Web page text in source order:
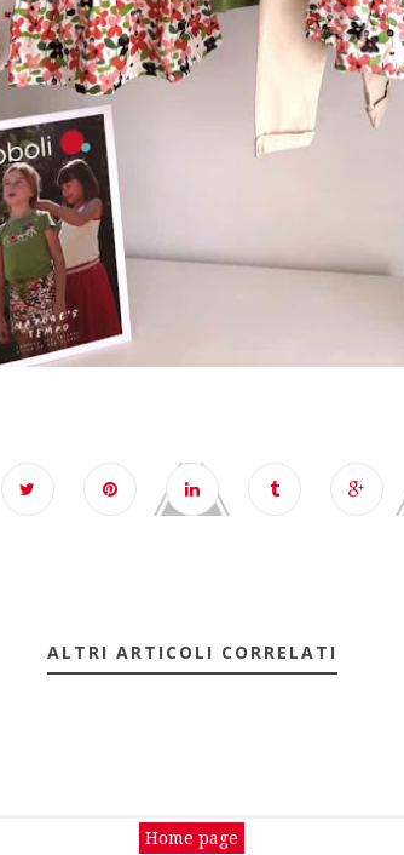
ALTRI ARTICOLI CORRELATI
Home page